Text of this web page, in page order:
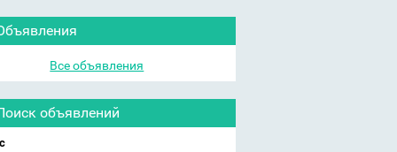
Все объявления
объявлений